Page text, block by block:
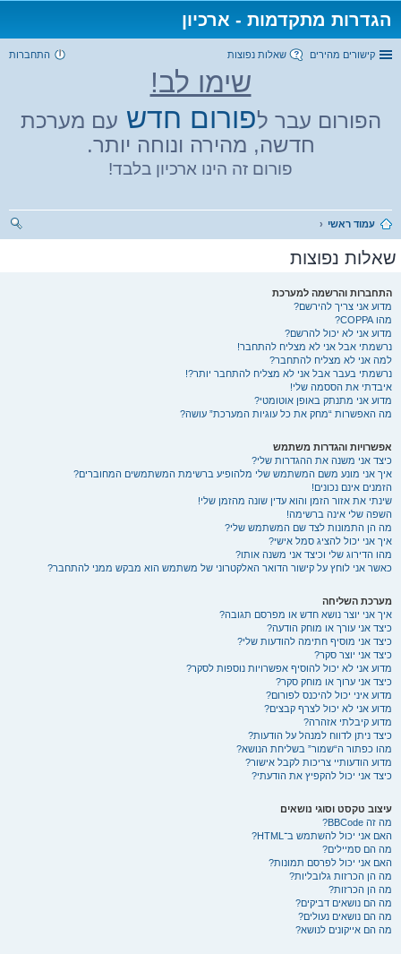
הגדרות מתקדמות - ארכיון
קישורים מהירים שאלות נפוצות התחברות
שימו לב!
הפורום עבר לפורום חדש עם מערכת
חדשה, מהירה ונוחה יותר.
פורום זה הינו ארכיון בלבד!
עמוד ראשי
שאלות נפוצות
התחברות והרשמה למערכת
מדוע אני צריך להירשם?
מהו COPPA?
מדוע אני לא יכול להרשם?
נרשמתי אבל אני לא מצליח להתחבר!
למה אני לא מצליח להתחבר?
נרשמתי בעבר אבל אני לא מצליח להתחבר יותר?!
איבדתי את הססמה שלי!
מדוע אני מתנתק באופן אוטומטי?
מה האפשרות “מחק את כל עוגיות המערכת” עושה?
אפשרויות והגדרות משתמש
כיצד אני משנה את ההגדרות שלי?
איך אני מונע משם המשתמש שלי מלהופיע ברשימת המשתמשים המחוברים?
הזמנים אינם נכונים!
שינתי את אזור הזמן והוא עדין שונה מהזמן שלי!
השפה שלי אינה ברשימה!
מה הן התמונות לצד שם המשתמש שלי?
איך אני יכול להציג סמל אישי?
מהו הדירוג שלי וכיצד אני משנה אותו?
כאשר אני לוחץ על קישור הדואר האלקטרוני של משתמש הוא מבקש ממני להתחבר?
מערכת השליחה
איך אני יוצר נושא חדש או מפרסם תגובה?
כיצד אני עורך או מוחק הודעה?
כיצד אני מוסיף חתימה להודעות שלי?
כיצד אני יוצר סקר?
מדוע אני לא יכול להוסיף אפשרויות נוספות לסקר?
כיצד אני ערוך או מוחק סקר?
מדוע איני יכול להיכנס לפורום?
מדוע אני לא יכול לצרף קבצים?
מדוע קיבלתי אזהרה?
כיצד ניתן לדווח למנהל על הודעות?
מהו כפתור ה“שמור” בשליחת הנושא?
מדוע הודעותיי צריכות לקבל אישור?
כיצד אני יכול להקפיץ את הודעתי?
עיצוב טקסט וסוגי נושאים
מה זה BBCode?
האם אני יכול להשתמש ב־HTML?
מה הם סמיילים?
האם אני יכול לפרסם תמונות?
מה הן הכרזות גלובליות?
מה הן הכרזות?
מה הם נושאים דביקים?
מה הם נושאים נעולים?
מה הם אייקונים לנושא?